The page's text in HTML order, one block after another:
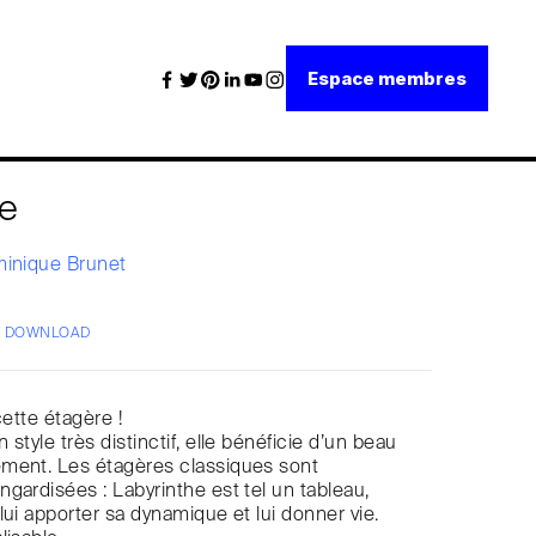
Espace membres
Brunet
DOWNLOAD
étagère !
style très distinctif, elle bénéficie d’un beau
Les étagères classiques sont
: Labyrinthe est tel un tableau,
apporter sa dynamique et lui donner vie.